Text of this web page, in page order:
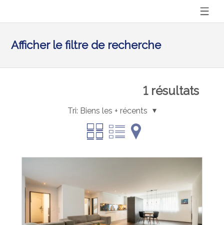
Afficher le filtre de recherche
1résultats
Tri: Biens les + récents